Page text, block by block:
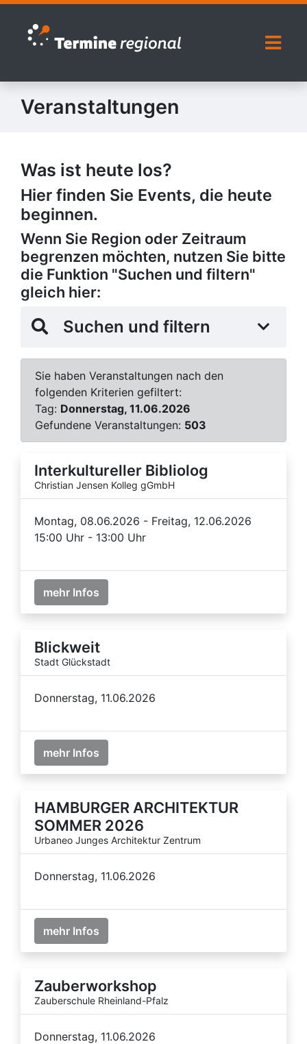
Zur Navigation springen
Zum Inhalt springen
Veranstaltungen
Was ist heute los?
Hier finden Sie Events, die heute
beginnen.
Wenn Sie Region oder Zeitraum
begrenzen möchten, nutzen Sie bitte
die Funktion "Suchen und filtern"
gleich hier:
Suchen und filtern
Sie haben Veranstaltungen nach den
folgenden Kriterien gefiltert:
Tag: Donnerstag, 11.06.2026
Gefundene Veranstaltungen: 503
Interkultureller Bibliolog
Christian Jensen Kolleg gGmbH
Montag, 08.06.2026 - Freitag, 12.06.2026
15:00 Uhr - 13:00 Uhr
mehr Infos
Blickweit
Stadt Glückstadt
Donnerstag, 11.06.2026
mehr Infos
HAMBURGER ARCHITEKTUR
SOMMER 2026
Urbaneo Junges Architektur Zentrum
Donnerstag, 11.06.2026
mehr Infos
Zauberworkshop
Zauberschule Rheinland-Pfalz
Donnerstag, 11.06.2026